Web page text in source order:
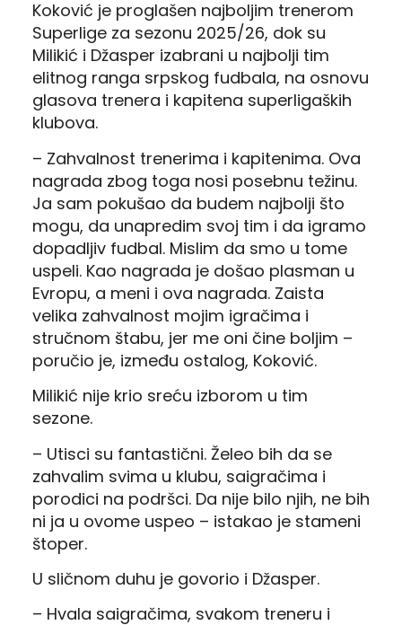
Koković je proglašen najboljim trenerom
Superlige za sezonu 2025/26, dok su
Milikić i Džasper izabrani u najbolji tim
elitnog ranga srpskog fudbala, na osnovu
glasova trenera i kapitena superligaških
klubova.
– Zahvalnost trenerima i kapitenima. Ova
nagrada zbog toga nosi posebnu težinu.
Ja sam pokušao da budem najbolji što
mogu, da unapredim svoj tim i da igramo
dopadljiv fudbal. Mislim da smo u tome
uspeli. Kao nagrada je došao plasman u
Evropu, a meni i ova nagrada. Zaista
velika zahvalnost mojim igračima i
stručnom štabu, jer me oni čine boljim –
poručio je, između ostalog, Koković.
Milikić nije krio sreću izborom u tim
sezone.
– Utisci su fantastični. Želeo bih da se
zahvalim svima u klubu, saigračima i
porodici na podršci. Da nije bilo njih, ne bih
ni ja u ovome uspeo – istakao je stameni
štoper.
U sličnom duhu je govorio i Džasper.
– Hvala saigračima, svakom treneru i